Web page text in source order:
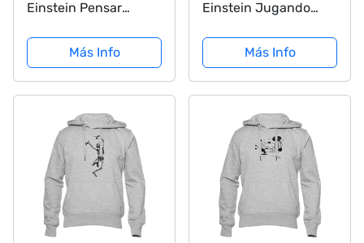
Einstein Pensar
Hombres Mujeres
Manga Larga Gris
Men Women Hoodie
Más Info
Einstein Jugando
Unisex Hombres
Mujeres Manga Larga
Gris Men Women
Más Info